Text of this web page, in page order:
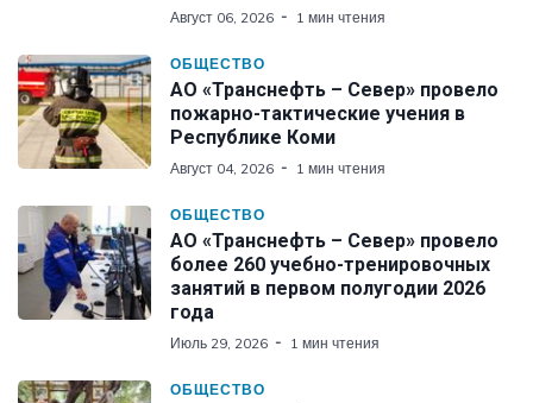
Август 06, 2026 1 мин чтения
ОБЩЕСТВО
АО «Транснефть – Север» провело
пожарно-тактические учения в
Республике Коми
Август 04, 2026 1 мин чтения
ОБЩЕСТВО
АО «Транснефть – Север» провело
более 260 учебно-тренировочных
занятий в первом полугодии 2026
года
Июль 29, 2026 1 мин чтения
ОБЩЕСТВО